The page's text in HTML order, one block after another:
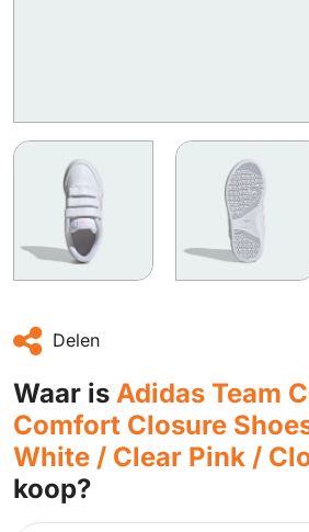
Delen
Waar is Adidas Team
Comfort Closure
White / Clear Pink /
koop?